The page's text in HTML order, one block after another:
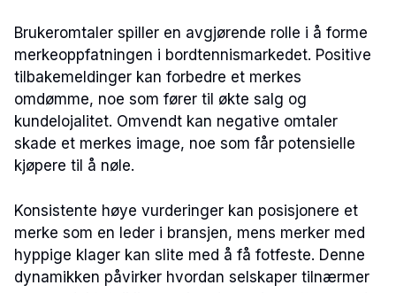
Brukeromtaler spiller en avgjørende rolle i å forme
merkeoppfatningen i bordtennismarkedet. Positive
tilbakemeldinger kan forbedre et merkes
omdømme, noe som fører til økte salg og
kundelojalitet. Omvendt kan negative omtaler
skade et merkes image, noe som får potensielle
kjøpere til å nøle.
Konsistente høye vurderinger kan posisjonere et
merke som en leder i bransjen, mens merker med
hyppige klager kan slite med å få fotfeste. Denne
dynamikken påvirker hvordan selskaper tilnærmer